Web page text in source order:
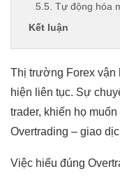
5.5. Tự động hóa
Kết luận
Thị trường Forex vận
hiện liên tục. Sự
trader, khiến họ
Overtrading – giao
Việc hiểu đúng